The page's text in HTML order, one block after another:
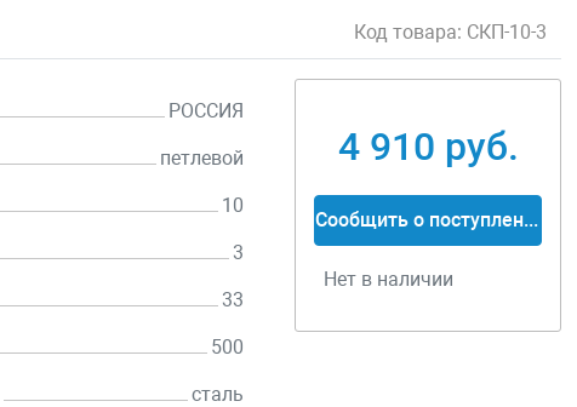
Код товара: СКП-10-3
РОССИЯ
петлевой
10
3
33
500
сталь
4 910 руб.
Сообщить о поступлении
Нет в наличии